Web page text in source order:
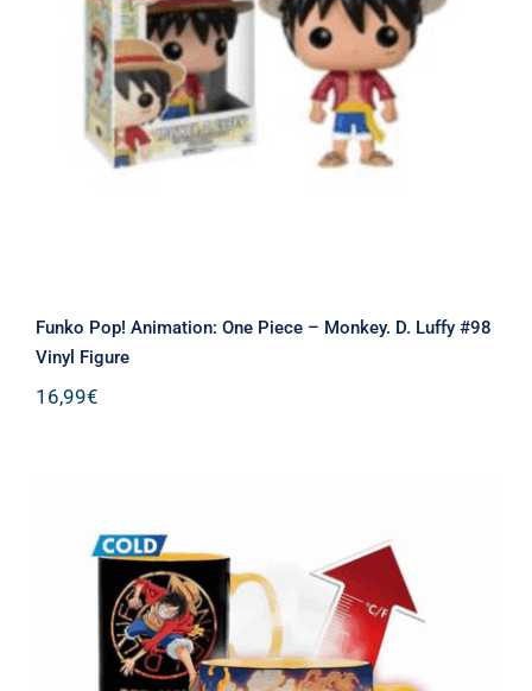
Funko Pop! Animation: One Piece –
Monkey. D. Luffy #98 Vinyl Figure
Funko Pop! Animation: One Piece – Monkey. D. Luffy #98
Vinyl Figure
16,99€